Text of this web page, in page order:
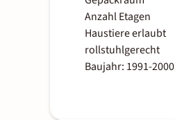
Anzahl Etagen
Haustiere erlaubt
rollstuhlgerecht
Baujahr: 1991-2000